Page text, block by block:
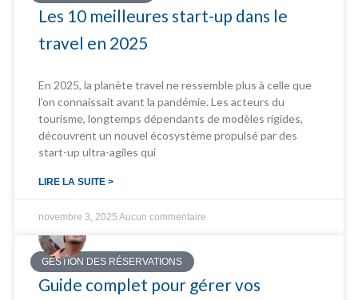
Les 10 meilleures start-up dans le
travel en 2025
En 2025, la planète travel ne ressemble plus à celle que
l’on connaissait avant la pandémie. Les acteurs du
tourisme, longtemps dépendants de modèles rigides,
découvrent un nouvel écosystème propulsé par des
start-up ultra-agiles qui
LIRE LA SUITE >
novembre 3, 2025 Aucun commentaire
GESTION DES RÉSERVATIONS
Guide complet pour gérer vos